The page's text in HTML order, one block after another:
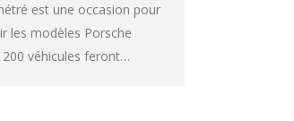
est une occasion pour
les modèles Porsche
véhicules feront…